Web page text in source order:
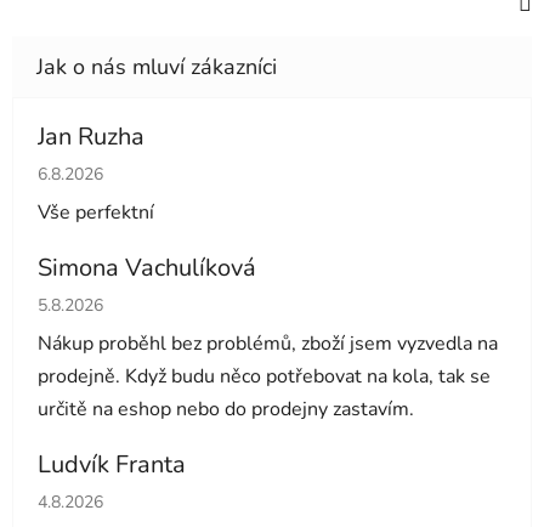
Jan Ruzha
Hodnocení obchodu je 5 z 5 hvězdiček.
6.8.2026
Vše perfektní
Simona Vachulíková
Hodnocení obchodu je 5 z 5 hvězdiček.
5.8.2026
Nákup proběhl bez problémů, zboží jsem vyzvedla na
prodejně. Když budu něco potřebovat na kola, tak se
určitě na eshop nebo do prodejny zastavím.
Ludvík Franta
Hodnocení obchodu je 5 z 5 hvězdiček.
4.8.2026